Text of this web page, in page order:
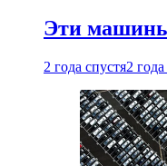
Эти
2 года спустя2